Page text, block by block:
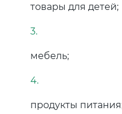
товары для детей;
мебель;
продукты